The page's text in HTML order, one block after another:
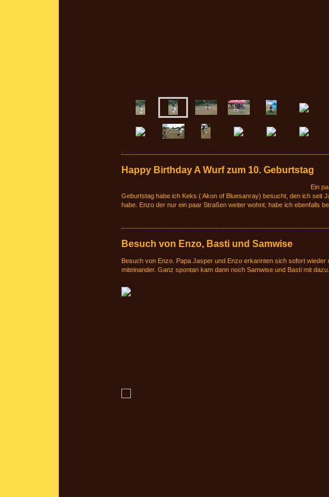
Happy Birthday A Wurf zum 10. Geburtstag
Ein
Geburtstag habe ich Keks ( Akon of Bluesanray) besucht, den ich seit
habe. Enzo der nur ein paar Straßen weiter wohnt, habe ich ebenfalls
Besuch von Enzo, Basti und Samwise
Besuch von Enzo. Papa Jasper und Enzo erkannten sich sofort wieder
miteinander. Ganz spontan kam dann noch Samwise und Basti mit dazu.